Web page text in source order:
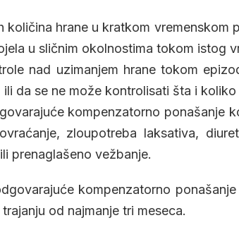
količina hrane u kratkom vremenskom
u sličnim okolnostima tokom istog
nad uzimanjem hrane tokom
ili da se ne može kontrolisati šta i koliko
kompenzatorno ponašanje
zloupotreba laksativa,
prenaglašeno vežbanje.
kompenzatorno
od najmanje tri meseca.